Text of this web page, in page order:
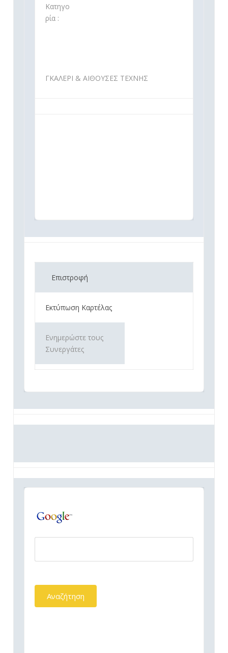
Κατηγο
ρία :
ΓΚΑΛΕΡΙ & ΑΙΘΟΥΣΕΣ ΤΕΧΝΗΣ
Επιστροφή
Εκτύπωση Καρτέλας
Ενημερώστε τους
Συνεργάτες